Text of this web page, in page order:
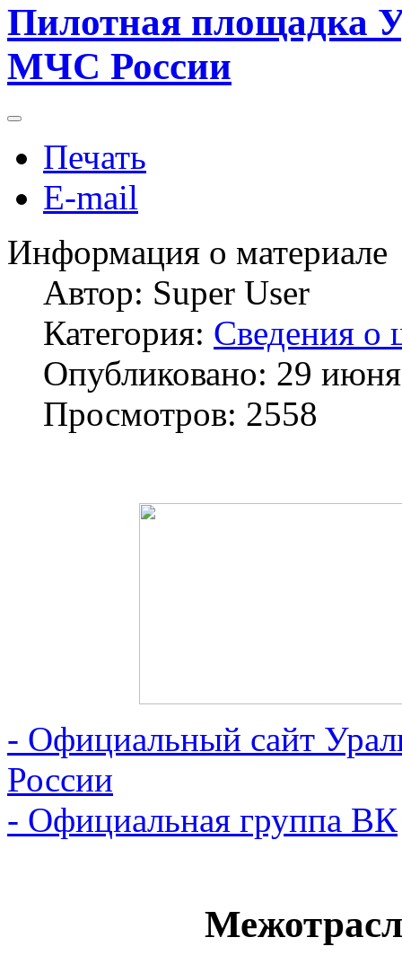
Пилотная площадка
МЧС России
Печать
E-mail
Информация о материале
Автор: Super User
Категория: Сведения о
Опубликовано: 29
Просмотров: 2558
- Официальный сайт
России
- Официальная группа ВК